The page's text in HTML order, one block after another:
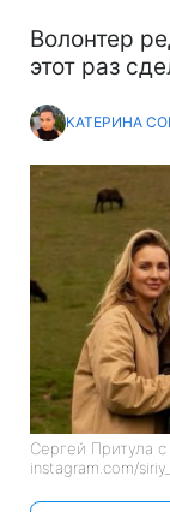
Волонтер
этот раз
КАТЕРИНА
Сергей Притула
instagram.com/